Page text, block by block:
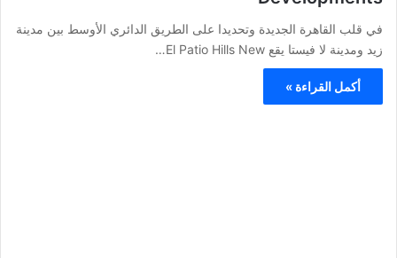
في قلب القاهرة الجديدة وتحديدا على الطريق الدائري الأوسط بين مدينة
زيد ومدينة لا فيستا يقع El Patio Hills New…
أكمل القراءة »